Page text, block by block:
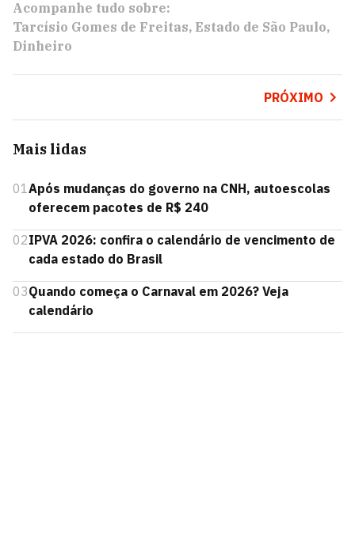
Acompanhe tudo sobre:
Tarcísio Gomes de Freitas Estado de São Paulo
Dinheiro
PRÓXIMO
Mais lidas
01 Após mudanças do governo na CNH, autoescolas
oferecem pacotes de R$ 240
02IPVA 2026: confira o calendário de vencimento de
cada estado do Brasil
03Quando começa o Carnaval em 2026? Veja
calendário